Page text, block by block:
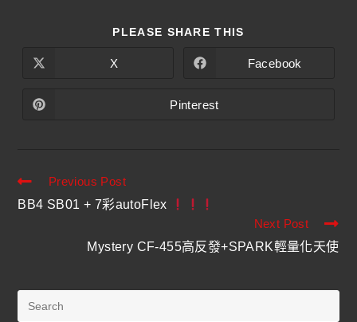
PLEASE SHARE THIS
X Facebook
Pinterest
Previous Post
BB4 SB01 + 7彩autoFlex
Next Post
Mystery CF-455高反發+SPARK輕量化天使